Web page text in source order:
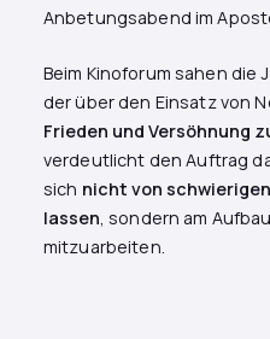
Anbetungsabend im
Beim Kinoforum sahen die
der über den Einsatz von
Frieden und Versöhnung
verdeutlicht den Auftrag
sich nicht von
lassen , sondern am
mitzuarbeiten.